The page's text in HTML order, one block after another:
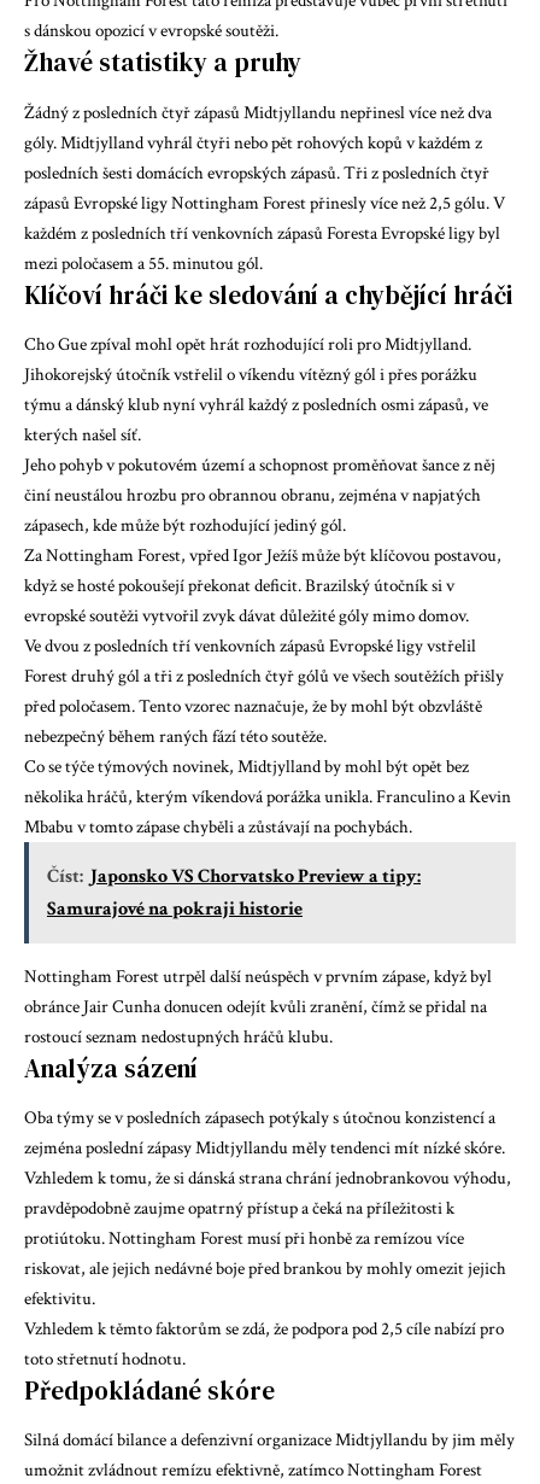
s dánskou opozicí v evropské soutěži.
Žhavé statistiky a pruhy
Žádný z posledních čtyř zápasů Midtjyllandu nepřinesl více než dva
góly. Midtjylland vyhrál čtyři nebo pět rohových kopů v každém z
posledních šesti domácích evropských zápasů. Tři z posledních čtyř
zápasů Evropské ligy Nottingham Forest přinesly více než 2,5 gólu. V
každém z posledních tří venkovních zápasů Foresta Evropské ligy byl
mezi poločasem a 55. minutou gól.
Klíčoví hráči ke sledování a chybějící hráči
Cho Gue zpívalmohl opět hrát rozhodující roli pro Midtjylland.
Jihokorejský útočník vstřelil o víkendu vítězný gól i přes porážku
týmu a dánský klub nyní vyhrál každý z posledních osmi zápasů, ve
kterých našel síť.
Jeho pohyb v pokutovém území a schopnost proměňovat šance z něj
činí neustálou hrozbu pro obrannou obranu, zejména v napjatých
zápasech, kde může být rozhodující jediný gól.
Za Nottingham Forest, vpředIgor Ježíšmůže být klíčovou postavou,
když se hosté pokoušejí překonat deficit. Brazilský útočník si v
evropské soutěži vytvořil zvyk dávat důležité góly mimo domov.
Ve dvou z posledních tří venkovních zápasů Evropské ligy vstřelil
Forest druhý gól a tři z posledních čtyř gólů ve všech soutěžích přišly
před poločasem. Tento vzorec naznačuje, že by mohl být obzvláště
nebezpečný během raných fází této soutěže.
Co se týče týmových novinek, Midtjylland by mohl být opět bez
několika hráčů, kterým víkendová porážka unikla. Franculino a Kevin
Mbabu v tomto zápase chyběli a zůstávají na pochybách.
Číst: Japonsko VS Chorvatsko Preview a tipy:
Samurajové na pokraji historie
Nottingham Forest utrpěl další neúspěch v prvním zápase, když byl
obránce Jair Cunha donucen odejít kvůli zranění, čímž se přidal na
rostoucí seznam nedostupných hráčů klubu.
Analýza sázení
Oba týmy se v posledních zápasech potýkaly s útočnou konzistencí a
zejména poslední zápasy Midtjyllandu měly tendenci mít nízké skóre.
Vzhledem k tomu, že si dánská strana chrání jednobrankovou výhodu,
pravděpodobně zaujme opatrný přístup a čeká na příležitosti k
protiútoku. Nottingham Forest musí při honbě za remízou více
riskovat, ale jejich nedávné boje před brankou by mohly omezit jejich
efektivitu.
Vzhledem k těmto faktorům se zdá, že podpora pod 2,5 cíle nabízí pro
toto střetnutí hodnotu.
Předpokládané skóre
Silná domácí bilance a defenzivní organizace Midtjyllandu by jim měly
umožnit zvládnout remízu efektivně, zatímco Nottingham Forest